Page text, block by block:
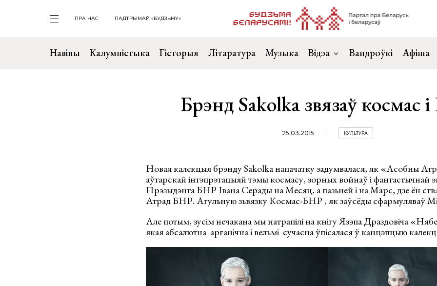
ПРА НАС ПАДТРЫМАЙ «БУДЗЬМУ»
Навіны Калумністыка Гісторыя Літаратура Музыка Відэа Вандроўкі Афіша
Брэнд Sakolka звязаў космас
25.03.2015 КУЛЬТУРА
Новая калекцыя брэнду Sakolka напачатку задумвалася, як «Асобны
аўтарскай інтэпрэтацыяй тэмы космасу, зорных войнаў і фантастычнай
Прэзыдэнта БНР Івана Серады на Месяц, а пазьней і на Марс, дзе ён
Атрад БНР. Агульную зьвязку Космас-БНР , як заўсёды сфармуляваў
Але потым, зусім нечакана мы натрапілі на кнігу Язэпа Драздовіча
якая абсалютна арганічна і вельмі сучасна ўпісалася ў канцэпцыю